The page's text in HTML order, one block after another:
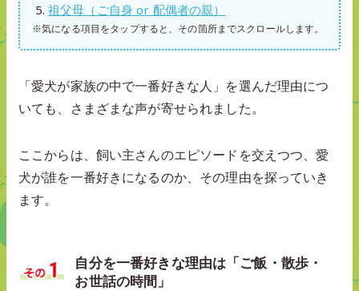
祖父母（ご自身 or 配偶者の親）
※気になる項目をタップすると、その箇所までスクロールします。
「愛犬が家族の中で一番好きな人」を選んだ理由につ
いても、さまざまな声が寄せられました。
ここからは、飼い主さんのエピソードを交えつつ、愛
犬が誰を一番好きになるのか、その理由を探っていき
ます。
自分を一番好きな理由は「ご飯・散歩・
お世話の時間」